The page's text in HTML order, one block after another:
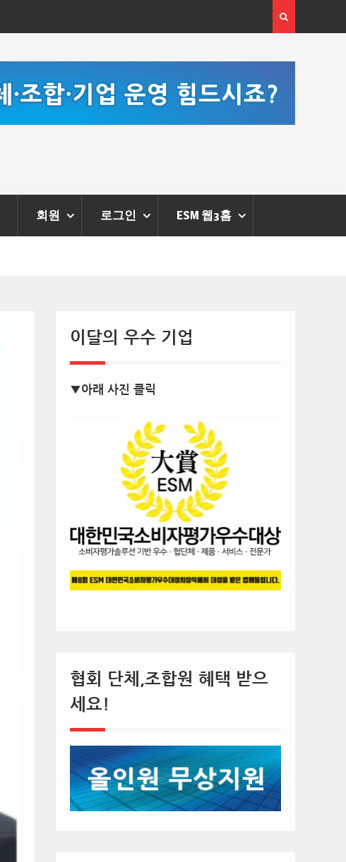
[정봉수 칼럼] 약정휴가의 종류와 운영방법
회원 로그인 ESM 웹3홈
이달의 우수 기업
▼아래 사진 클릭
협회 단체,조합원 혜택 받으
세요!